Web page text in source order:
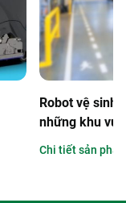
Robot vệ sinh
những khu
tế cho hiệu
Chi tiết sản